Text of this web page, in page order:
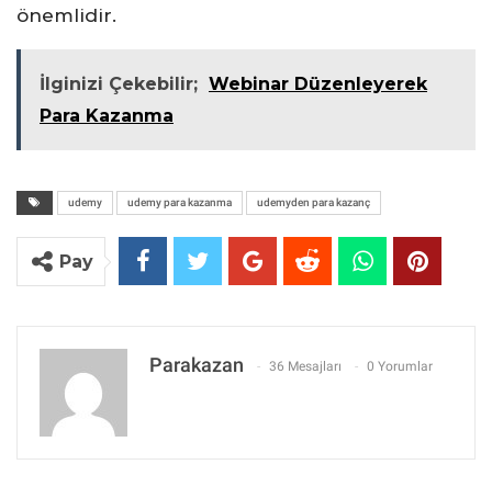
önemlidir.
İlginizi Çekebilir; Webinar Düzenleyerek
Para Kazanma
udemy udemy para kazanma udemyden para kazanç
Pay
Parakazan 36 Mesajları 0 Yorumlar